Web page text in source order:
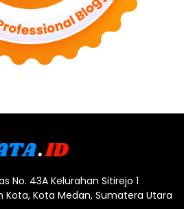
No. 43A Kelurahan Sitirejo 1
Kota Medan, Sumatera Utara